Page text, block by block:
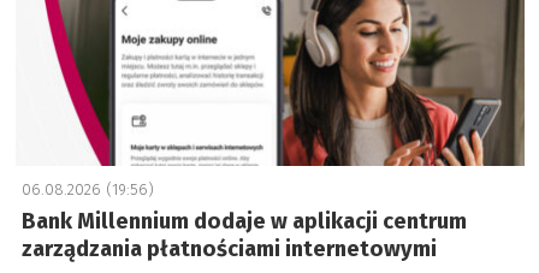
06.08.2026 (19:56)
Bank Millennium dodaje w aplikacji centrum
zarządzania płatnościami internetowymi